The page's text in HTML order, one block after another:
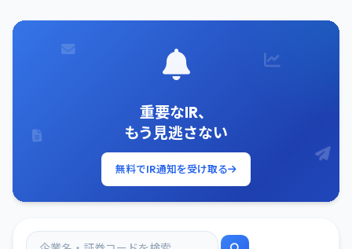
重要なIR、
もう見逃さない
無料でIR通知を受け取る